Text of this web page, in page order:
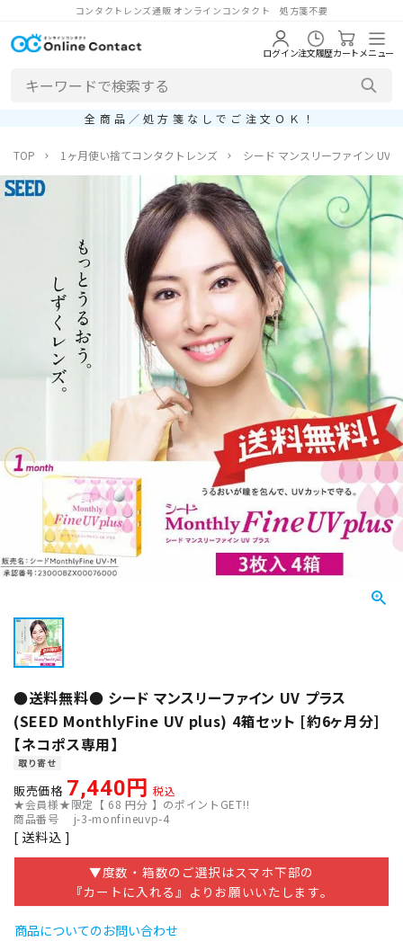
コンタクトレンズ通販 オンラインコンタクト 処方箋不要
ログイン注文履歴カートメニュー
全商品／処方箋なしでご注文ＯＫ！
TOP 1ヶ月使い捨てコンタクトレンズ シード マンスリーファイン UV
●送料無料● シード マンスリーファイン UV プラス
(SEED MonthlyFine UV plus) 4箱セット [約6ヶ月分]
【ネコポス専用】
取り寄せ
販売価格 7,440
税込
★会員様★限定【 68 円分 】のポイントGET!!
商品番号
j-3-monfineuvp-4
送料込
▼度数・箱数のご選択はスマホ下部の
『カートに入れる』よりお願いいたします。
商品についてのお問い合わせ